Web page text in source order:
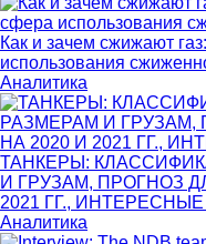
Как и зачем сжижают
использования
Аналитика
ТАНКЕРЫ:
И ГРУЗАМ, ПРОГНОЗ
2021 ГГ.,
Аналитика